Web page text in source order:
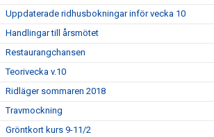
Uppdaterade ridhusbokningar inför vecka 10
Handlingar till årsmötet
Restaurangchansen
Teorivecka v.10
Ridläger sommaren 2018
Travmockning
Gröntkort kurs 9-11/2